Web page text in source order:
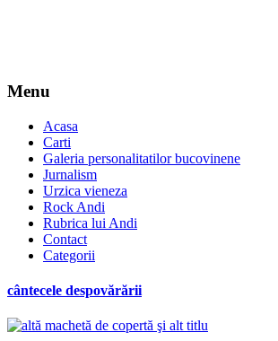
Menu
Acasa
Carti
Galeria personalitatilor bucovinene
Jurnalism
Urzica vieneza
Rock Andi
Rubrica lui Andi
Contact
Categorii
cântecele despovărării